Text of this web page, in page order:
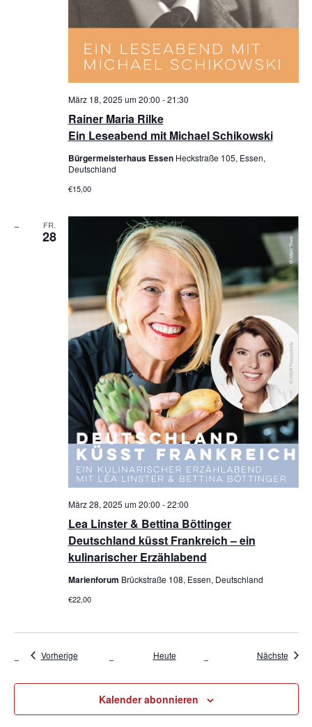
Rainer Maria Rilke
Ein Leseabend mit Michael Schikowski
März 18, 2025 um 20:00 -21:30
Bürgermeisterhaus Essen Heckstraße 105, Essen,
Deutschland
€15,00
FR.
28
Lea Linster & Bettina Böttinger
Deutschland küsst Frankreich – ein
kulinarischer Erzählabend
März 28, 2025 um 20:00 -22:00
Marienforum Brückstraße 108, Essen, Deutschland
€22,00
VorherigeVeranstaltungen Heute Nächste
Kalender abonnieren